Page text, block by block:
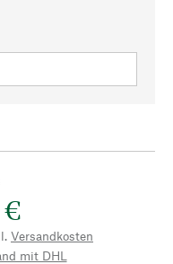
€
Versandkosten
mit DHL